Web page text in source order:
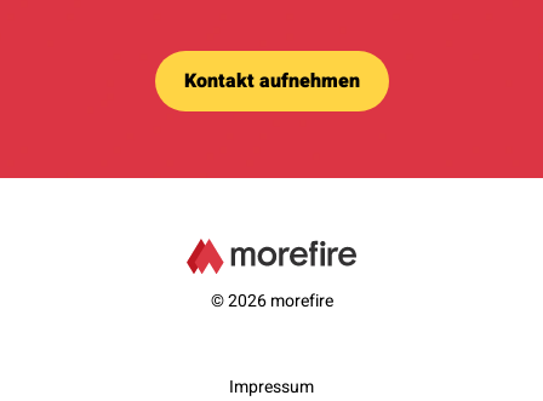
Kontakt aufnehmen
© 2026 morefire
Impressum